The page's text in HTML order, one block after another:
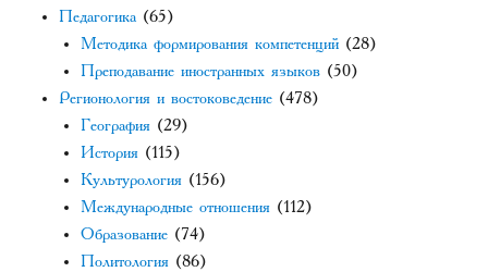
Педагогика (65)
Методика формирования компетенций (28)
Преподавание иностранных языков (50)
Регионология и востоковедение (478)
География (29)
История (115)
Культурология (156)
Международные отношения (112)
Образование (74)
Политология (86)